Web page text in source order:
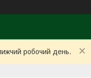
робочий день.